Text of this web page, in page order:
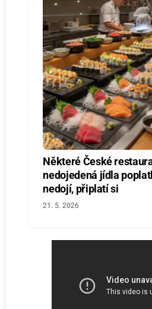
Některé České
nedojedená jídla
nedojí, připlatí si
21. 5. 2026